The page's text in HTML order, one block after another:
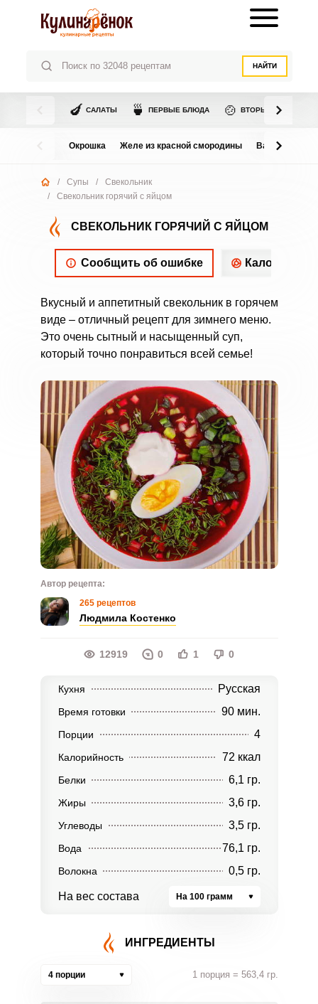
НАЙТИ
🍆 САЛАТЫ 🍵 ПЕРВЫЕ БЛЮДА 🍲 ВТОРЫЕ БЛЮДА
Окрошка Желе из красной смородины Варенье из
/ Супы /
Свекольник
/
Свекольник горячий с яйцом
СВЕКОЛЬНИК ГОРЯЧИЙ С ЯЙЦОМ
Сообщить об ошибке
Вкусный и аппетитный свекольник в горячем
виде – отличный рецепт для зимнего меню.
Это очень сытный и насыщенный суп,
который точно понравиться всей семье!
Автор рецепта:
265 рецептов
Людмила Костенко
12919 0 1 0
Кухня Русская
Время готовки 90 мин.
Порции 4
Калорийность 72 ккал
Белки 6,1 гр.
Жиры 3,6 гр.
Углеводы 3,5 гр.
Вода 76,1 гр.
Волокна 0,5 гр.
На вес состава На 100 грамм
ИНГРЕДИЕНТЫ
4 порции 1 порция = 563,4 гр.